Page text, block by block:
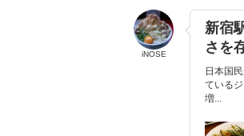
iNOSE
新宿
さを
日本国
ている
増...